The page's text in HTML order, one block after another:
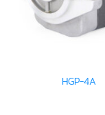
HGP-4A